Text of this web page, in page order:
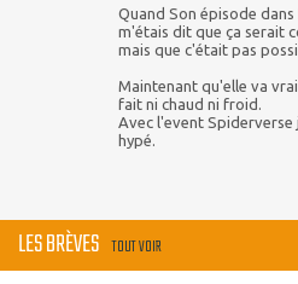
Quand Son épisode
m'étais dit que ça serait
mais que c'était pas
Maintenant qu'elle va
fait ni chaud ni froid.
Avec l'event Spiderverse
hypé.
LES BRÈVES TOUT VOIR